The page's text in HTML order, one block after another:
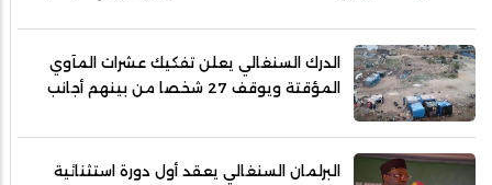
الدرك السنغالي يعلن تفكيك عشرات المآوي
المؤقتة ويوقف 27 شخصا من بينهم أجانب
البرلمان السنغالي يعقد أول دورة استثنائية